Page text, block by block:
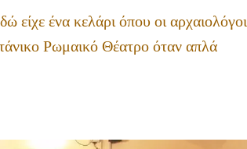
είχε ένα κελάρι όπου οι αρχαιολόγοι
Ρωμαικό Θέατρο όταν απλά